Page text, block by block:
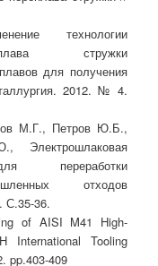
технологии
стружки
для получения
2012. № 4.
М.Г., Петров Ю.Б.,
переработки
отходов
С.35-36.
of AISI M41 High-
Tooling
pp.403-409